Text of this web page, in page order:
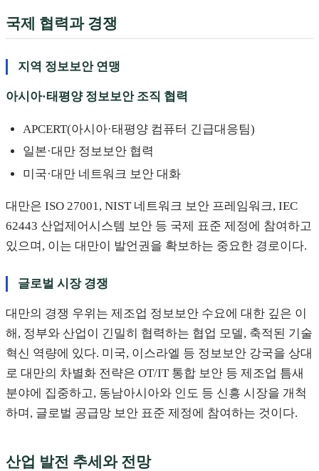
국제 협력과 경쟁
지역 정보보안 연맹
아시아·태평양 정보보안 조직 협력
APCERT(아시아·태평양 컴퓨터 긴급대응팀)
일본·대만 정보보안 협력
미국·대만 네트워크 보안 대화
대만은 ISO 27001, NIST 네트워크 보안 프레임워크, IEC
62443 산업제어시스템 보안 등 국제 표준 제정에 참여하고
있으며, 이는 대만이 발언권을 확보하는 중요한 경로이다.
글로벌 시장 경쟁
대만의 경쟁 우위는 제조업 정보보안 수요에 대한 깊은 이
해, 정부와 산업이 긴밀히 협력하는 협업 모델, 축적된 기술
혁신 역량에 있다. 미국, 이스라엘 등 정보보안 강국을 상대
로 대만의 차별화 전략은 OT/IT 통합 보안 등 제조업 틈새
분야에 집중하고, 동남아시아와 인도 등 신흥 시장을 개척
하며, 글로벌 공급망 보안 표준 제정에 참여하는 것이다.
산업 발전 추세와 전망